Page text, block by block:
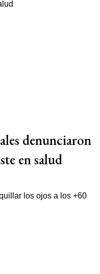
denunciaron
en salud